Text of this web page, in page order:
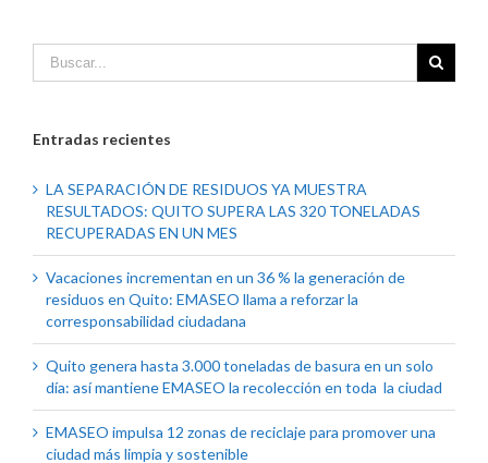
Entradas recientes
LA SEPARACIÓN DE RESIDUOS YA MUESTRA
RESULTADOS: QUITO SUPERA LAS 320 TONELADAS
RECUPERADAS EN UN MES
Vacaciones incrementan en un 36 % la generación de
residuos en Quito: EMASEO llama a reforzar la
corresponsabilidad ciudadana
Quito genera hasta 3.000 toneladas de basura en un solo
día: así mantiene EMASEO la recolección en toda la ciudad
EMASEO impulsa 12 zonas de reciclaje para promover una
ciudad más limpia y sostenible